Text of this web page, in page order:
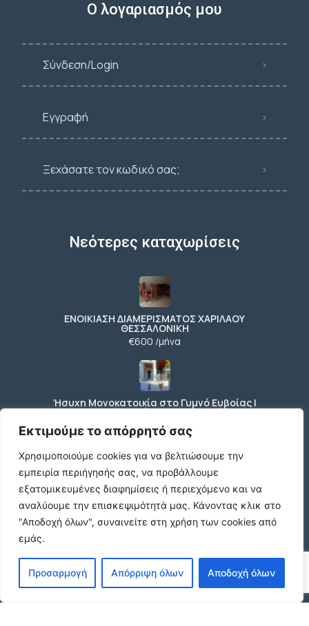
Εκτιμούμε το απόρρητό σας
Χρησιμοποιούμε cookies για να βελτιώσουμε την
εμπειρία περιήγησής σας, να προβάλλουμε
εξατομικευμένες διαφημίσεις ή περιεχόμενο και να
αναλύουμε την επισκεψιμότητά μας. Κάνοντας κλικ στο
"Αποδοχή όλων", συναινείτε στη χρήση των cookies από
εμάς.
Προσαρμογή Απόρριψη όλων Αποδοχή όλων
Ο λογαριασμός μου
Σύνδεση/Login
Εγγραφή
Ξεχάσατε τον κωδικό σας;
Νεότερες καταχωρίσεις
ΕΝΟΙΚΙΑΣΗ ΔΙΑΜΕΡΙΣΜΑΤΟΣ ΧΑΡΙΛΑΟΥ
ΘΕΣΣΑΛΟΝΙΚΗ
€600 /μήνα
Ήσυχη Μονοκατοικία στο Γυμνό Ευβοίας |
Κοντά σε Θάλασσα & Βουνό
€52 /μήνα
ΕΝΟΙΚΙΑΣΗ ΔΙΑΜΕΡΙΣΜΑΤΟΣ ΧΑΡΙΛΑΟΥ
ΘΕΣΣΑΛΟΝΙΚΗ
€600 /μήνα
Κωδικος ακινητου Μ480 καταστημα στον
Ευοσμο